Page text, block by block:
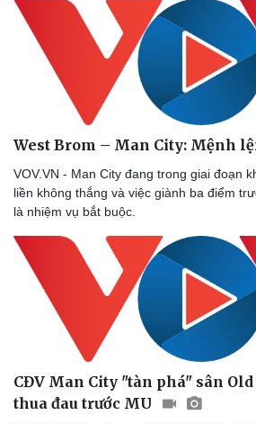
West Brom – Man City: Mệnh
VOV.VN - Man City đang trong giai đoạn
liền không thắng và việc giành ba điểm
là nhiệm vụ bắt buộc.
CĐV Man City "tàn phá" sân
thua đau trước MU